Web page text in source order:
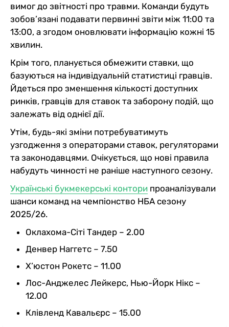
вимог до звітності про травми. Команди будуть
зобов’язані подавати первинні звіти між 11:00 та
13:00, а згодом оновлювати інформацію кожні 15
хвилин.
Крім того, планується обмежити ставки, що
базуються на індивідуальній статистиці гравців.
Йдеться про зменшення кількості доступних
ринків, гравців для ставок та заборону подій, що
залежать від однієї дії.
Утім, будь-які зміни потребуватимуть
узгодження з операторами ставок, регуляторами
та законодавцями. Очікується, що нові правила
набудуть чинності не раніше наступного сезону.
Українські букмекерські контори проаналізували
шанси команд на чемпіонство НБА сезону
2025/26.
Оклахома-Сіті Тандер – 2.00
Денвер Наггетс – 7.50
Х’юстон Рокетс – 11.00
Лос-Анджелес Лейкерс, Нью-Йорк Нікс –
12.00
Клівленд Кавальєрс – 15.00